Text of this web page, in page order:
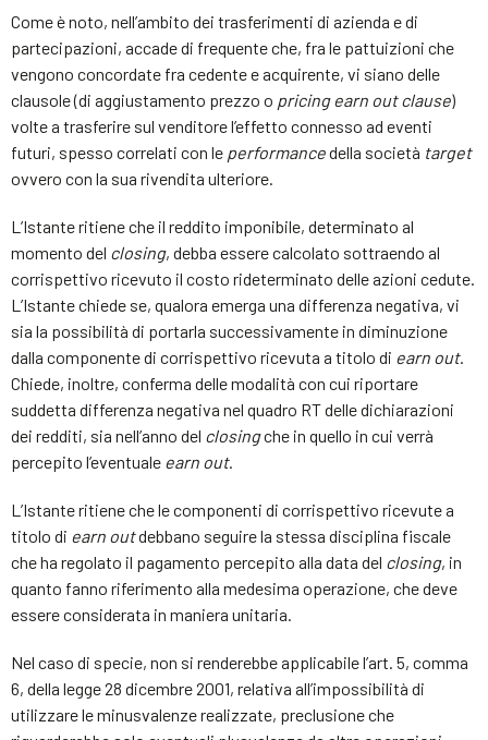
Come è noto, nell’ambito dei trasferimenti di azienda e di
partecipazioni, accade di frequente che, fra le pattuizioni che
vengono concordate fra cedente e acquirente, vi siano delle
clausole (di aggiustamento prezzo o pricing earn out clause)
volte a trasferire sul venditore l’effetto connesso ad eventi
futuri, spesso correlati con le performancedella società target
ovvero con la sua rivendita ulteriore.
L’Istante ritiene che il reddito imponibile, determinato al
momento del closing, debba essere calcolato sottraendo al
corrispettivo ricevuto il costo rideterminato delle azioni cedute.
L’Istante chiede se, qualora emerga una differenza negativa, vi
sia la possibilità di portarla successivamente in diminuzione
dalla componente di corrispettivo ricevuta a titolo di earn out.
Chiede, inoltre, conferma delle modalità con cui riportare
suddetta differenza negativa nel quadro RT delle dichiarazioni
dei redditi, sia nell’anno del closingche in quello in cui verrà
percepito l’eventuale earn out.
L’Istante ritiene che le componenti di corrispettivo ricevute a
titolo di earn outdebbano seguire la stessa disciplina fiscale
che ha regolato il pagamento percepito alla data del closing, in
quanto fanno riferimento alla medesima operazione, che deve
essere considerata in maniera unitaria.
Nel caso di specie, non si renderebbe applicabile l’art. 5, comma
6, della legge 28 dicembre 2001, relativa all’impossibilità di
utilizzare le minusvalenze realizzate, preclusione che